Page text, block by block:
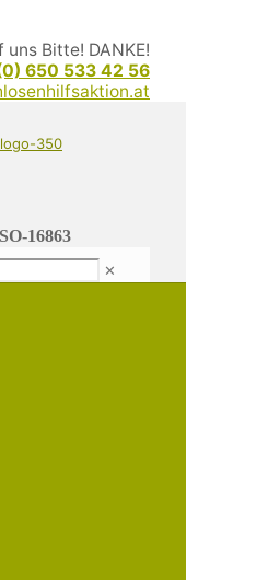
uns Bitte! DANKE!
650 533 42 56
16863
✕